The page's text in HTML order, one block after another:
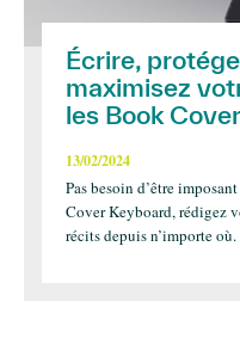
Écrire,
maximisez
les Book
13/02/2024
Pas besoin d’être
Cover Keyboard, rédigez
récits depuis n’importe où.